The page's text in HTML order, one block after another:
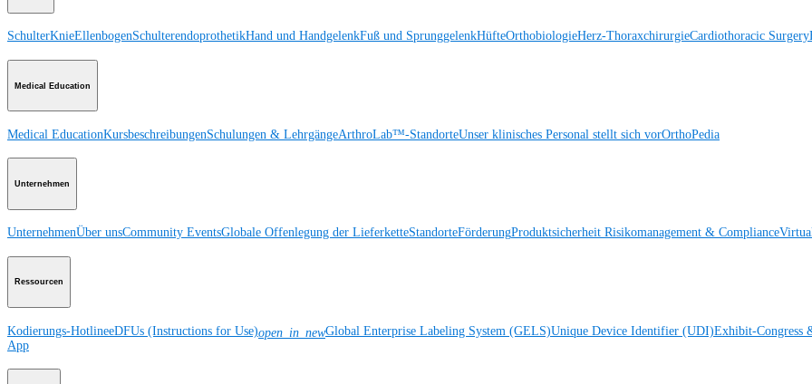
SchulterKnieEllenbogenSchulterendoprothetikHand und HandgelenkFuß und SprunggelenkHüfteOrthobiologieHerz-ThoraxchirurgieCardiothoracic Surgery
Medical Education
Medical EducationKursbeschreibungenSchulungen & LehrgängeArthroLab™-StandorteUnser klinisches Personal stellt sich vorOrthoPedia
Unternehmen
UnternehmenÜber unsCommunity EventsGlobale Offenlegung der LieferketteStandorteFörderungProduktsicherheit Risikomanagement & Compliance
Ressourcen
Kodierungs-HotlineeDFUs (Instructions for Use)open_in_newGlobal Enterprise Labeling System (GELS)Unique Device Identifier (UDI)Exhibit-Congress
App